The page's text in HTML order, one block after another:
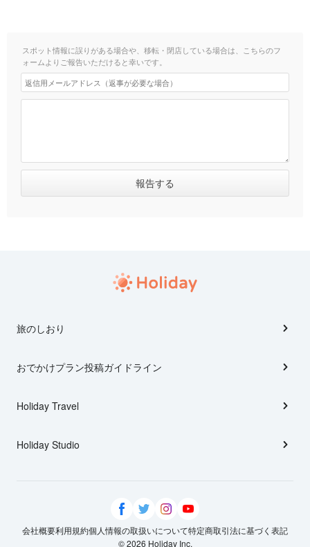
スポット情報に誤りがある場合や、移転・閉店している場合は、こちらのフ
ォームよりご報告いただけると幸いです。
旅のしおり
おでかけプラン投稿ガイドライン
Holiday Travel
Holiday Studio
会社概要利用規約個人情報の取扱いについて特定商取引法に基づく表記
© 2026 Holiday Inc.